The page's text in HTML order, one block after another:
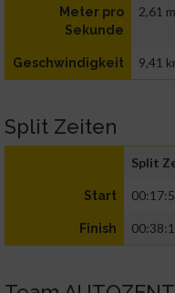
Meter pro
Sekunde
2,61
Geschwindigkeit 9,41
Split Zeiten
Split
Start
Finish